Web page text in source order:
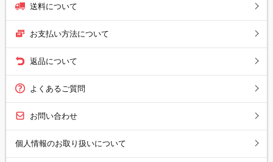
送料について
お支払い方法について
返品について
よくあるご質問
お問い合わせ
個人情報のお取り扱いについて